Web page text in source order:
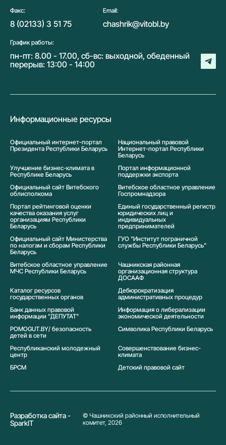
Факс:
8 (02133) 3 51 75
Email:
chashrik@vitobl.by
График работы:
пн-пт: 8.00 - 17.00, сб-вс: выходной, обеденный
перерыв: 13:00 - 14:00
Информационные ресурсы
Официальный интернет-портал
Президента Республики Беларусь
Национальный правовой
Интернет-портал Республики
Беларусь
Улучшение бизнес-климата в
Республике Беларусь
Портал информационной
поддержки экспорта
Официальный сайт Витебского
облисполкома
Витебское областное управление
Госпромнадзора
Портал рейтинговой оценки
качества оказания услуг
организациям Республики
Беларусь
Единый государственный регистр
юридических лиц и
индивидуальных
предпринимателей
Официальный сайт Министерства
по налогам и сборам Республики
Беларусь
ГУО "Институт пограничной
службы Республики Беларусь"
Витебское областное управление
МЧС Республики Беларусь
Чашникская районная
организационная структура
ДОСААФ
Каталог ресурсов
государственных органов
Дебюрократизация
административных процедур
Банк данных правовой
информации "ДЕПУТАТ"
Информация о либерализации
экономической деятельности
POMOGUT.BY/ безопасность
детей в сети
Символика Реcпублики Беларусь
Республиканский молодежный
центр
Совершенствование бизнес-
климата
БРСМ
Детский правовой сайт
Разработка сайта -
SparkIT
© Чашникский районный исполнительный
комитет, 2026